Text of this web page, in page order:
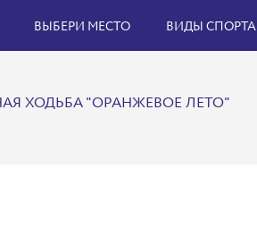
ВЫБЕРИ МЕСТО ВИДЫ СПОРТА
ХОДЬБА "ОРАНЖЕВОЕ ЛЕТО"